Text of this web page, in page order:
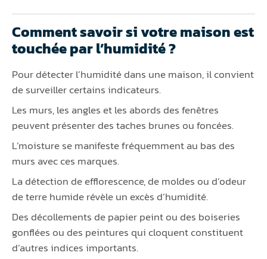
Comment savoir si votre maison est
touchée par l’humidité ?
Pour détecter l’humidité dans une maison, il convient
de surveiller certains indicateurs.
Les murs, les angles et les abords des fenêtres
peuvent présenter des taches brunes ou foncées.
L’moisture se manifeste fréquemment au bas des
murs avec ces marques.
La détection de efflorescence, de moldes ou d’odeur
de terre humide révèle un excès d’humidité.
Des décollements de papier peint ou des boiseries
gonflées ou des peintures qui cloquent constituent
d’autres indices importants.